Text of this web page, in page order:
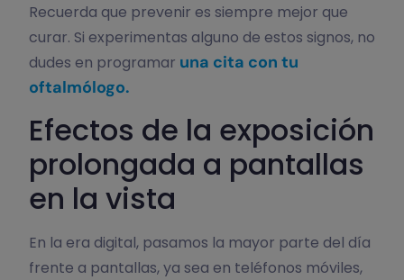
Recuerda que prevenir es siempre mejor que
curar. Si experimentas alguno de estos signos, no
dudes en programar una cita con tu
oftalmólogo.
Efectos de la exposición
prolongada a pantallas
en la vista
En la era digital, pasamos la mayor parte del día
frente a pantallas, ya sea en teléfonos móviles,